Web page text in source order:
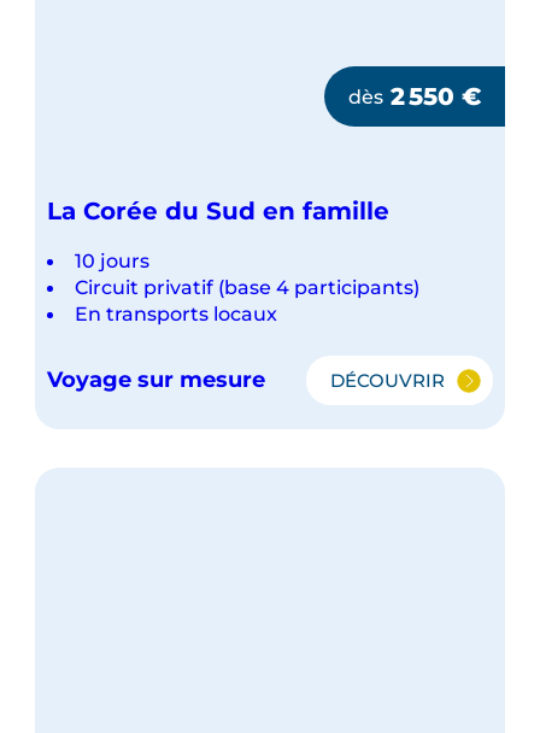
dès 2 550 €
La Corée du Sud en famille
10 jours
Circuit privatif (base 4 participants)
En transports locaux
Voyage sur mesure DÉCOUVRIR
LA
SUD